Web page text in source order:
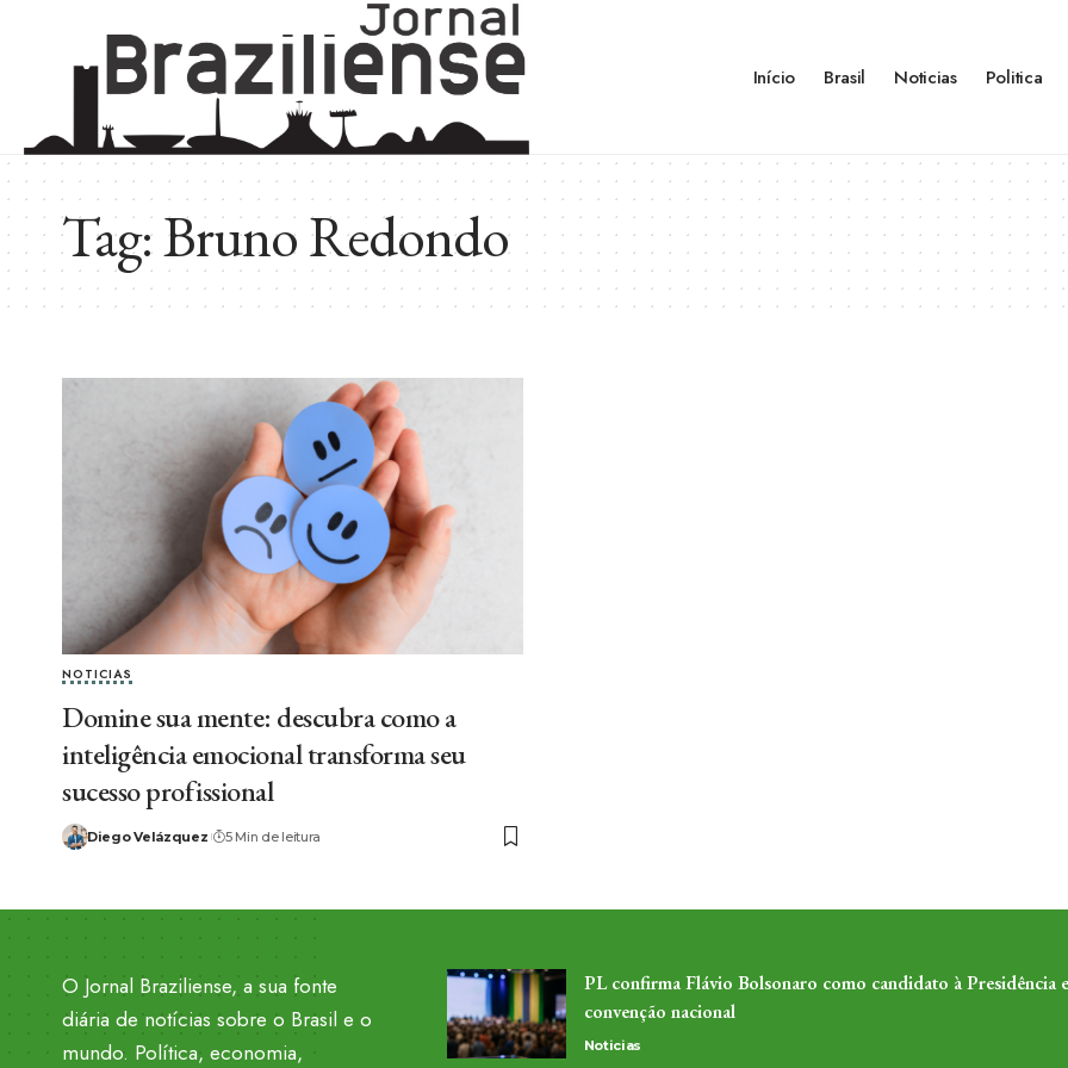
Início Brasil Noticias Politica
Tag:Bruno Redondo
NOTICIAS
Domine sua mente: descubra como a
inteligência emocional transforma seu
sucesso profissional
Diego Velázquez 5 Min de leitura
O Jornal Braziliense, a sua fonte
diária de notícias sobre o Brasil e o
mundo. Política, economia,
PL confirma Flávio Bolsonaro como candidato à Presidência
convenção nacional
Noticias